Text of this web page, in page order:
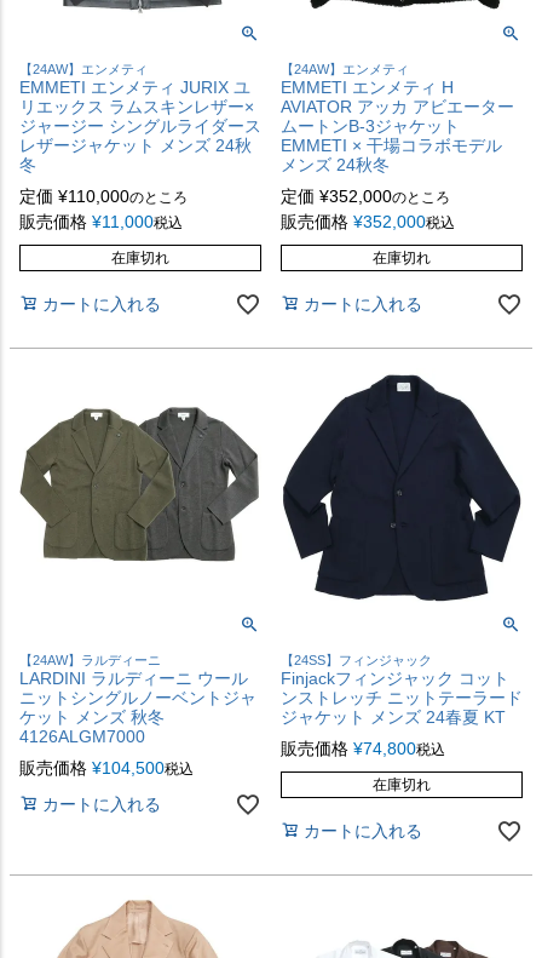
【24AW】エンメティ
EMMETI エンメティ JURIX ユ
リエックス ラムスキンレザー×
ジャージー シングルライダース
レザージャケット メンズ 24秋
冬
定価 ¥110,000のところ
販売価格 ¥11,000税込
在庫切れ
カートに入れる
【24AW】エンメティ
EMMETI エンメティ H
AVIATOR アッカ アビエーター
ムートンB-3ジャケット
EMMETI × 干場コラボモデル
メンズ 24秋冬
定価 ¥352,000のところ
販売価格 ¥352,000税込
在庫切れ
カートに入れる
【24AW】ラルディーニ
LARDINI ラルディーニ ウール
ニットシングルノーベントジャ
ケット メンズ 秋冬
4126ALGM7000
販売価格 ¥104,500税込
カートに入れる
【24SS】フィンジャック
Finjackフィンジャック コット
ンストレッチ ニットテーラード
ジャケット メンズ 24春夏 KT
販売価格 ¥74,800税込
在庫切れ
カートに入れる